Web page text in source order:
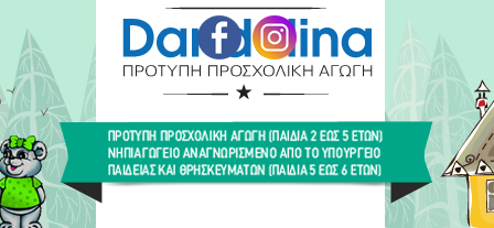
κυρίως
περιεχόμενο